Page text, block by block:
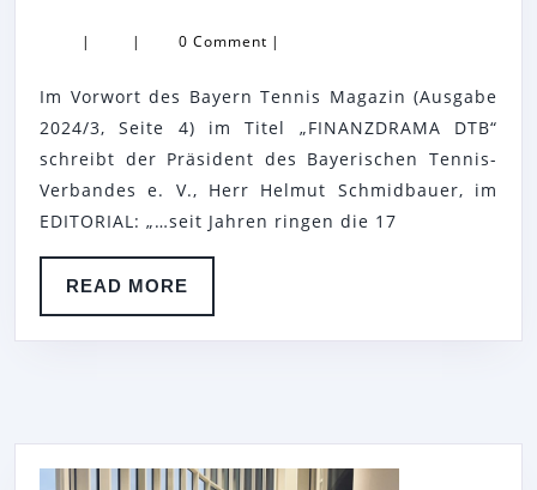
BUND
E.
V.
EIN
| | 0 Comment |
Im Vorwort des Bayern Tennis Magazin (Ausgabe
2024/3, Seite 4) im Titel „FINANZDRAMA DTB“
schreibt der Präsident des Bayerischen Tennis-
Verbandes e. V., Herr Helmut Schmidbauer, im
EDITORIAL: „…seit Jahren ringen die 17
READ MORE
MORE